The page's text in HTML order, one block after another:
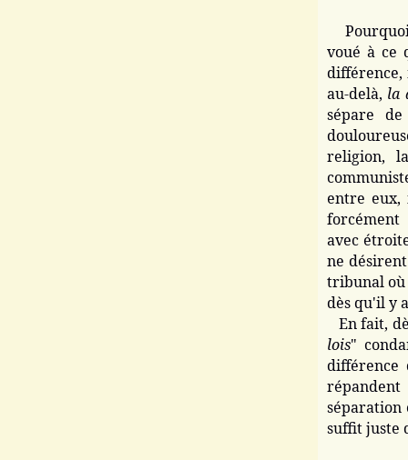
voué à ce
différence,
au-delà, la
sépare
religion,
entre eux,
forcément
avec
ne
tribunal où
dès qu'il y
En fait,
lois"
différence
séparation
suffit juste